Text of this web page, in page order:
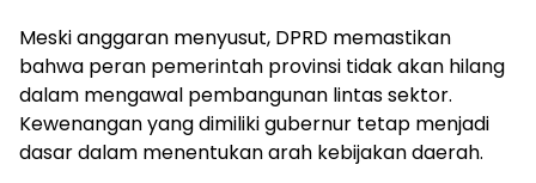
Meski anggaran menyusut, DPRD memastikan
bahwa peran pemerintah provinsi tidak akan hilang
dalam mengawal pembangunan lintas sektor.
Kewenangan yang dimiliki gubernur tetap menjadi
dasar dalam menentukan arah kebijakan daerah.